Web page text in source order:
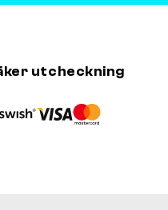
utcheckning